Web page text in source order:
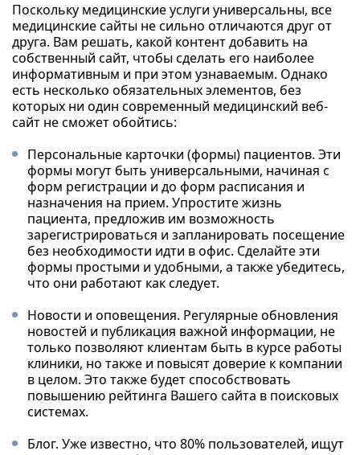
Поскольку медицинские услуги универсальны, все
медицинские сайты не сильно отличаются друг от
друга. Вам решать, какой контент добавить на
собственный сайт, чтобы сделать его наиболее
информативным и при этом узнаваемым. Однако
есть несколько обязательных элементов, без
которых ни один современный медицинский веб-
сайт не сможет обойтись:
Персональные карточки (формы) пациентов. Эти
формы могут быть универсальными, начиная с
форм регистрации и до форм расписания и
назначения на прием. Упростите жизнь
пациента, предложив им возможность
зарегистрироваться и запланировать посещение
без необходимости идти в офис. Сделайте эти
формы простыми и удобными, а также убедитесь,
что они работают как следует.
Новости и оповещения. Регулярные обновления
новостей и публикация важной информации, не
только позволяют клиентам быть в курсе работы
клиники, но также и повысят доверие к компании
в целом. Это также будет способствовать
повышению рейтинга Вашего сайта в поисковых
системах.
Блог. Уже известно, что 80% пользователей, ищут